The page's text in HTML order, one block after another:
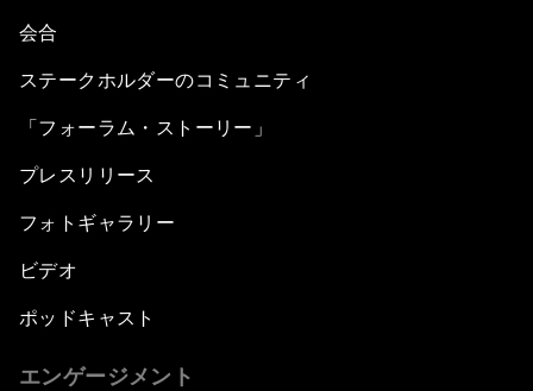
会合
ステークホルダーのコミュニティ
「フォーラム・ストーリー」
プレスリリース
フォトギャラリー
ビデオ
ポッドキャスト
エンゲージメント